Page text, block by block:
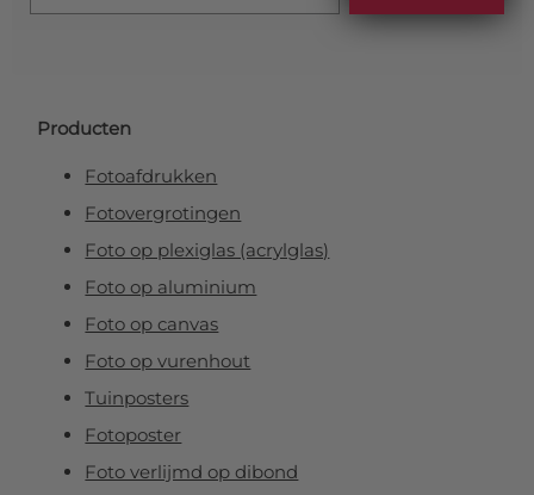
Producten
Fotoafdrukken
Fotovergrotingen
Foto op plexiglas (acrylglas)
Foto op aluminium
Foto op canvas
Foto op vurenhout
Tuinposters
Fotoposter
Foto verlijmd op dibond